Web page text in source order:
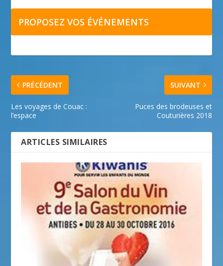
PROPOSEZ VOS ÉVÉNEMENTS
PRÉCÉDENT
Les voyages de Couac :
l’espace
SUIVANT
Puces des brodeuses et
Couturières 2018
ARTICLES SIMILAIRES